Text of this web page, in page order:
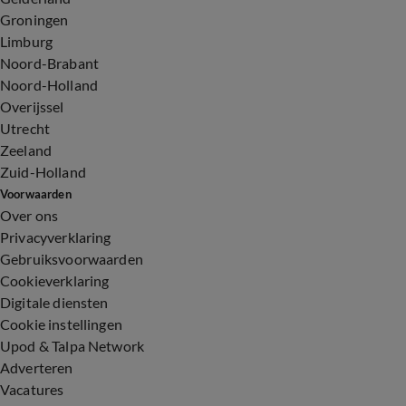
Groningen
Limburg
Noord-Brabant
Noord-Holland
Overijssel
Utrecht
Zeeland
Zuid-Holland
Voorwaarden
Over ons
Privacyverklaring
Gebruiksvoorwaarden
Cookieverklaring
Digitale diensten
Cookie instellingen
Upod & Talpa Network
Adverteren
Vacatures